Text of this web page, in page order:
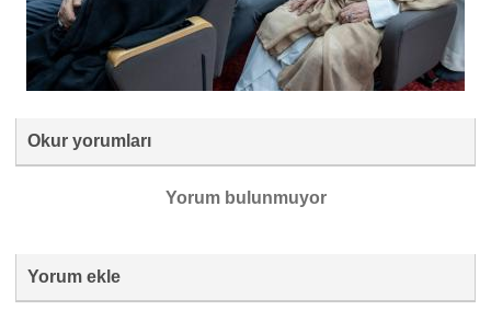
Okur yorumları
Yorum bulunmuyor
Yorum ekle